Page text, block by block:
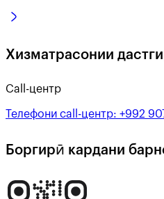
Хизматрасонии
Call-центр
Телефони call-центр: +992
Боргирӣ кардани